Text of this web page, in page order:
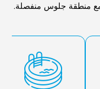
مع منطقة جلوس منفصلة.
لجميع السكان.